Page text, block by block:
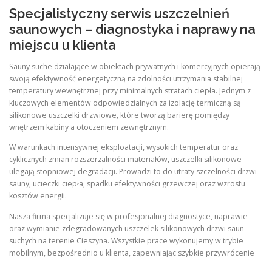
Specjalistyczny serwis uszczelnień
saunowych – diagnostyka i naprawy na
miejscu u klienta
Sauny suche działające w obiektach prywatnych i komercyjnych opierają
swoją efektywność energetyczną na zdolności utrzymania stabilnej
temperatury wewnętrznej przy minimalnych stratach ciepła. Jednym z
kluczowych elementów odpowiedzialnych za izolację termiczną są
silikonowe uszczelki drzwiowe, które tworzą barierę pomiędzy
wnętrzem kabiny a otoczeniem zewnętrznym.
W warunkach intensywnej eksploatacji, wysokich temperatur oraz
cyklicznych zmian rozszerzalności materiałów, uszczelki silikonowe
ulegają stopniowej degradacji. Prowadzi to do utraty szczelności drzwi
sauny, ucieczki ciepła, spadku efektywności grzewczej oraz wzrostu
kosztów energii.
Nasza firma specjalizuje się w profesjonalnej diagnostyce, naprawie
oraz wymianie zdegradowanych uszczelek silikonowych drzwi saun
suchych na terenie Cieszyna. Wszystkie prace wykonujemy w trybie
mobilnym, bezpośrednio u klienta, zapewniając szybkie przywrócenie